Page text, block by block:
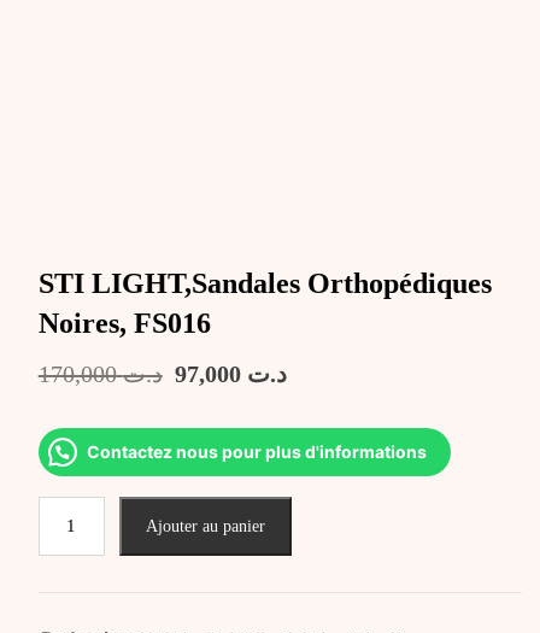
STI LIGHT,Sandales Orthopédiques
Noires, FS016
د.ت170,000
Le
était :
د.ت 97,000
est :
Contactez nous pour plus d'informations
Ajouter au panier